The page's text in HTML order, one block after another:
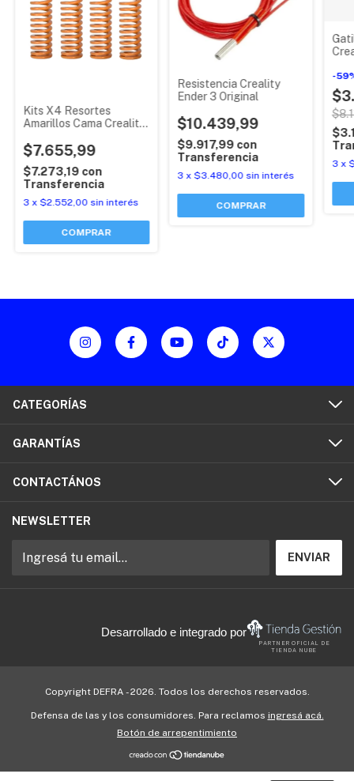
Kits X4 Resortes
Amarillos Cama Creality
$7.655,99
$7.273,19 con
Transferencia
3 x $2.552,00 sin interés
Resistencia Creality
Ender 3 Original
$10.439,99
$9.917,99 con
Transferencia
3 x$3.480,00 sin interés
-59
3 x
CATEGORÍAS
GARANTÍAS
CONTACTÁNOS
NEWSLETTER
Desarrollado e integrado por
PARTNER OFICIAL DE
TIENDA NUBE
Copyright DEFRA - 2026. Todos los derechos reservados.
Defensa de las y los consumidores. Para reclamos ingresá acá.
Botón de arrepentimiento